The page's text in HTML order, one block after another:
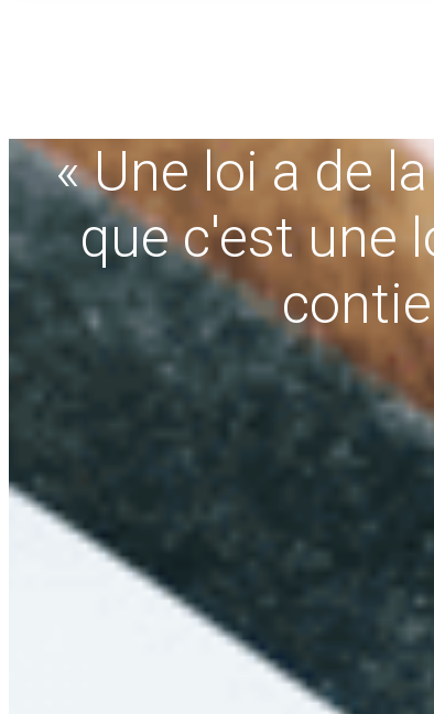
« Une loi a de
que c'est une